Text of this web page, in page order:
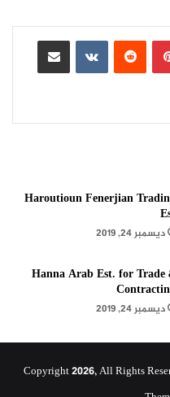
بينتيريست
مشاركة عبر البريد
Haroutioun Fenerjian
ديسمبر 24, 2019
Hanna Arab Est. for Trade
ديسمبر 24, 2019